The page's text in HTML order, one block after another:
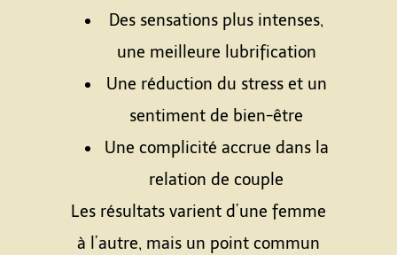
Des sensations plus intenses,
une meilleure lubrification
Une réduction du stress et un
sentiment de bien-être
Une complicité accrue dans la
relation de couple
Les résultats varient d’une femme
à l’autre, mais un point commun